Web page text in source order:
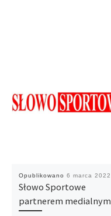
Opublikowano 6 marca 2022
Słowo Sportowe
partnerem medialnym